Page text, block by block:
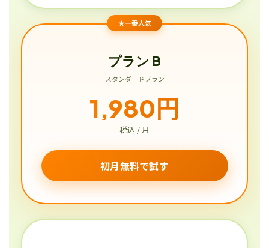
★一番人気
プラン B
スタンダードプラン
1,980円
税込 / 月
初月無料で試す